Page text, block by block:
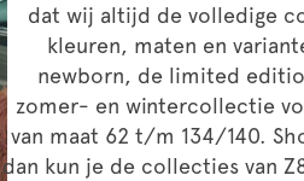
dat wij altijd de volledige
kleuren, maten en
newborn, de limited
zomer- en wintercollectie
van maat 62 t/m 134/140.
dan kun je de collecties van